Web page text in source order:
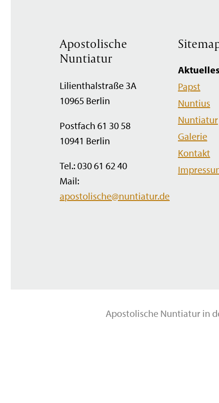
Apostolische
Nuntiatur
Lilienthalstraße 3A
10965 Berlin
Postfach 61 30 58
10941 Berlin
Tel.: 030 61 62 40
Mail:
apostolische@nuntiatur.de
Navigation
überspringen
Papst
Nuntius
Nuntiatur
Galerie
Kontakt
Apostolische Nuntiatur in